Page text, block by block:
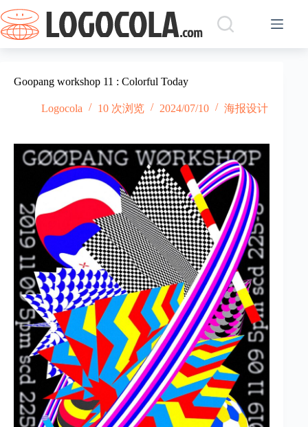
过
内
容
Goopang workshop 11 : Colorful Today
Logocola 10 次浏览 2024/07/10 海报设计